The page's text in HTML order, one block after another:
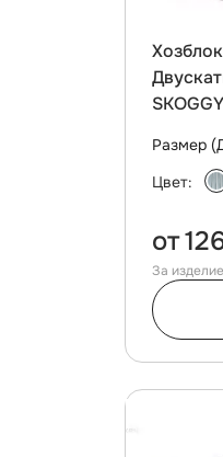
Размер
Цвет:
от
За